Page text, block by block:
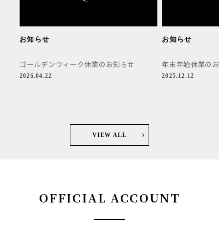
お知らせ
ゴールデンウィーク休業のお知らせ
2026.04.22
お知らせ
年末年始休業の
2025.12.12
VIEW ALL
OFFICIAL ACCOUNT